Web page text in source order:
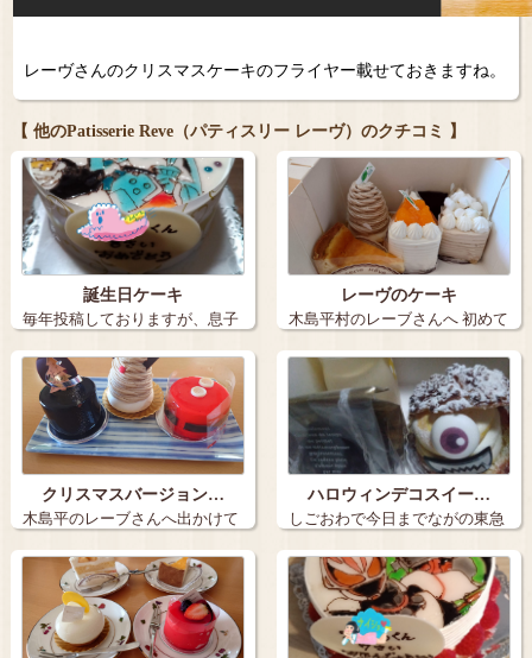
レーヴさんのクリスマスケーキのフライヤー載せておきますね。
【 他のPatisserie Reve（パティスリー レーヴ）のクチコミ 】
誕生日ケーキ
毎年投稿しておりますが、息子
の誕生日ケー…
レーヴのケーキ
木島平村のレーブさんへ 初めて
並んでた…
クリスマスバージョン…
木島平のレーブさんへ出かけて
きました。 …
ハロウィンデコスイー…
しごおわで今日までながの東急
さんに出店さ…